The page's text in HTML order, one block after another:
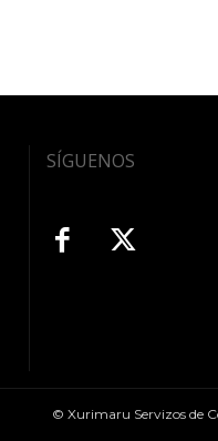
SÍGUENOS
© Xurimaru Servizos de